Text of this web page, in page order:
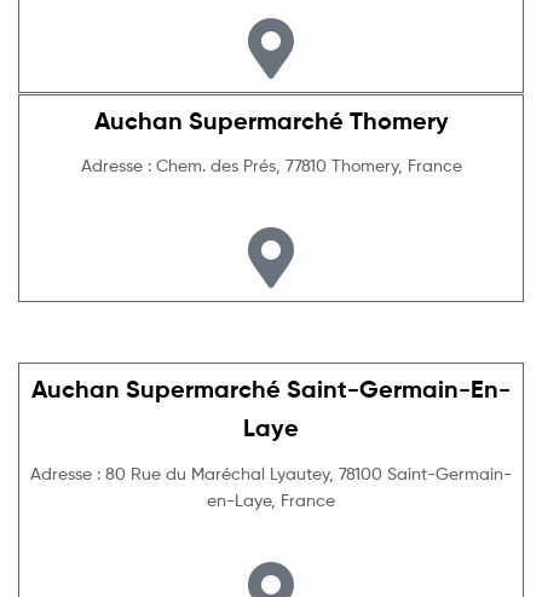
Auchan Supermarché Thomery
Adresse : Chem. des Prés, 77810 Thomery, France
Auchan Supermarché Saint-Germain-En-
Laye
Adresse : 80 Rue du Maréchal Lyautey, 78100 Saint-Germain-
en-Laye, France